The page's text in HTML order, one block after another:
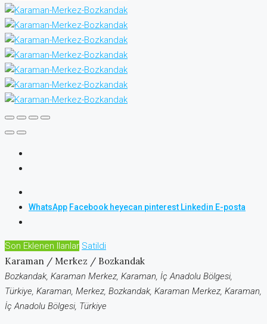
WhatsApp Facebook heyecan pinterest Linkedin E-posta
Son Eklenen Ilanlar Satildi
Karaman / Merkez / Bozkandak
Bozkandak, Karaman Merkez, Karaman, İç Anadolu Bölgesi,
Türkiye, Karaman, Merkez, Bozkandak, Karaman Merkez, Karaman,
İç Anadolu Bölgesi, Türkiye